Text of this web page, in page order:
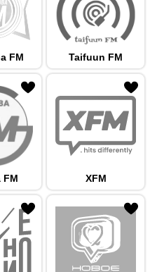
FM Taifuun FM
FM XFM